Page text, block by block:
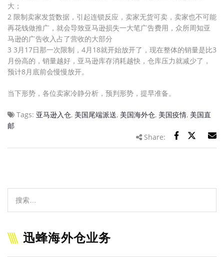
大；
2 限制卖家发货数据，引起连锁反应，卖家无货可卖，卖家也不可能
再花钱做推广，就会导致亚马逊损失一大笔广告费用，众所周知亚
马逊的广告收入占了营收的大部分
3 3月17日那一次限制，4月18就开始放开了，现在整体的销量是比3
月份高的，销量越好，亚马逊库存消耗越快，仓库压力就减少了，
预计8月底前会慢慢放开。
当下形势，各位卖家冷静分析，预判形势，提早准备。
Tags: 亚马逊入仓, 美国尾端派送, 美国海外仓, 美国疫情, 美国直
邮
Share:
迅蜂海外仓业务